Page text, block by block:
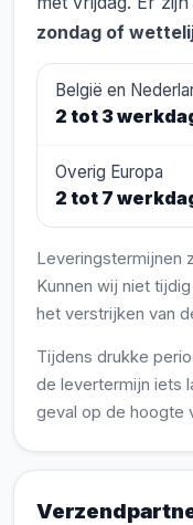
zondag of
België en
2 tot 3
Overig Europa
2 tot 7
Leveringstermijnen
Kunnen wij niet
het verstrijken van
Tijdens drukke
de levertermijn iets
geval op de hoogte